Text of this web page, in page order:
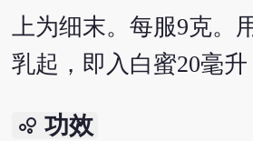
上为细末。每服9克。
乳起，即入白蜜20毫
bubble_chart 功效